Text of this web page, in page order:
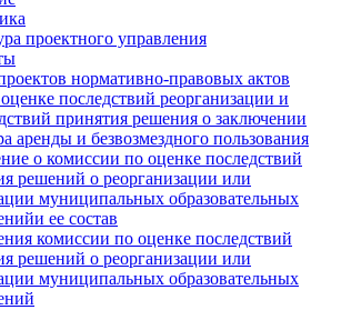
проектного управления
нормативно-правовых актов
последствий реорганизации и
принятия решения о заключении
аренды и безвозмездного пользования
о комиссии по оценке последствий
решений о реорганизации или
муниципальных образовательных
ее состав
комиссии по оценке последствий
решений о реорганизации или
муниципальных образовательных